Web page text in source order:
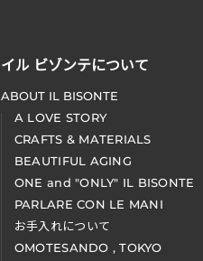
イル ビゾンテについて
ABOUT IL BISONTE
A LOVE STORY
CRAFTS & MATERIALS
BEAUTIFUL AGING
ONE and "ONLY" IL BISONTE
PARLARE CON LE MANI
お手入れについて
OMOTESANDO , TOKYO